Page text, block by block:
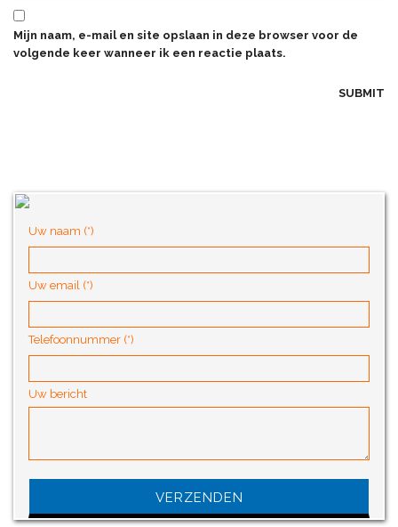
Mijn naam, e-mail en site opslaan in deze browser voor de
volgende keer wanneer ik een reactie plaats.
Uw naam (*)
Uw email (*)
Telefoonnummer (*)
Uw bericht